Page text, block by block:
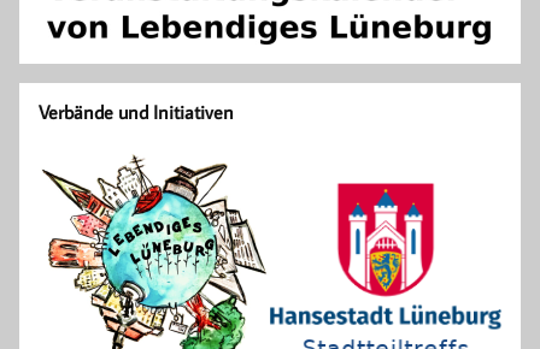
Verbände und Initiativen